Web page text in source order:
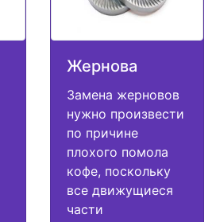
Жернова
Замена жерновов
нужно произвести
по причине
плохого помола
кофе, поскольку
все движущиеся
части